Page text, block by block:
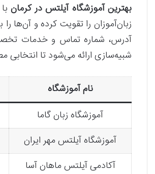
بهترین آموزشگاه آیلتس در کرمان
زبان‌آموزان را تقویت کرده و آن‌ها
آدرس، شماره تماس و خدمات
شبیه‌سازی ارائه می‌شود تا انتخابی
نام آموزشگاه
آموزشگاه زبان گاما
آموزشگاه آیلتس مهر ایران
آکادمی آیلتس ماهان آسا